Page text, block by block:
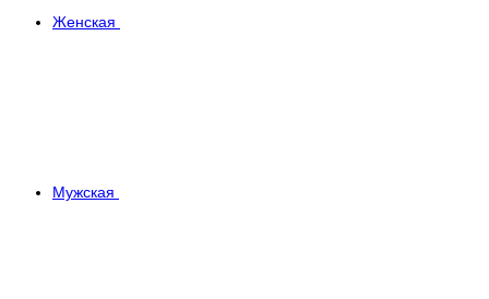
Женская
Мужская